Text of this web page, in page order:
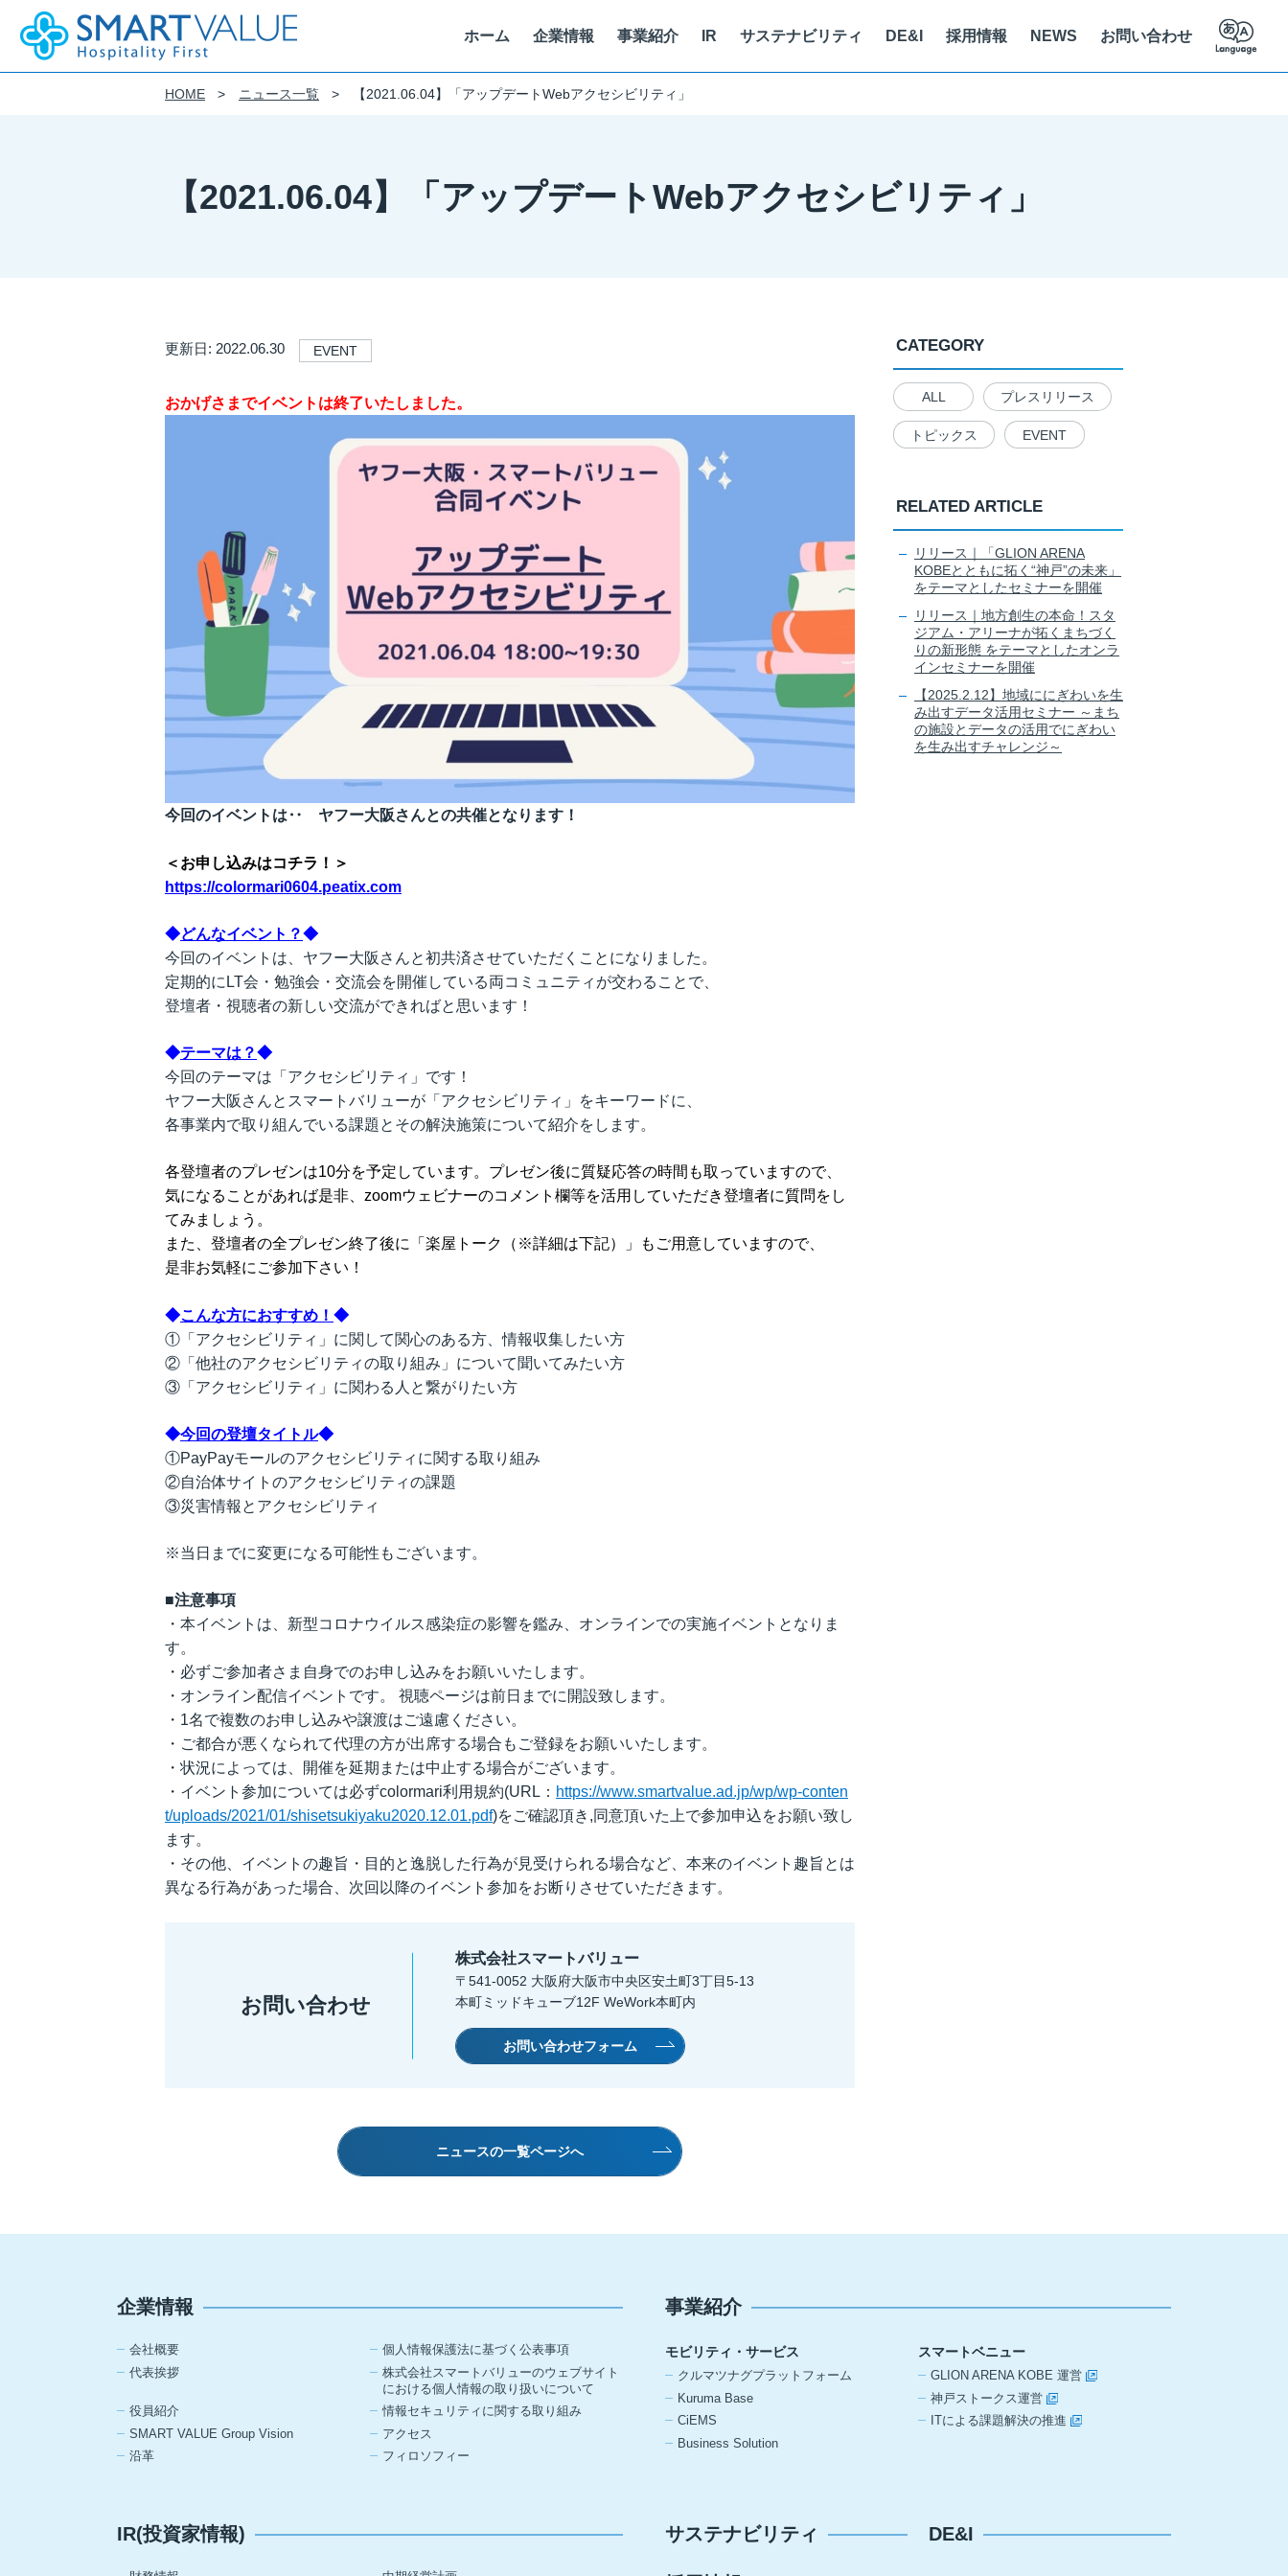
ホーム 企業情報
SMART VALUE Group Vision
沿革
個人情報保護法に基づく公表事項
株式会社スマートバリューのウェブサイトに
情報セキュリティに関する取り組み アクセス
事業紹介
モビリティIoTに特化したプラットフォーム
クルマツナグプラットフォーム
架装品のご提案
GLION ARENA KOBE 運営
株式会社One Bright KOBE
IR
経営成績
決算短信
有価証券報告書
定款・株式取扱規程
株価情報
IRカレンダー
ディスクロージャーポリシー
監査委員会ホットライン
サステナビリティ
フィロソフィー
コーポレート・ガバナンス
DE&I
働き方
健康経営
採用情報
制度を知る
働く人を知る
NEWS お問い合わせ
HOME ニュース一覧 【2021.06.04】「アップデートWebアクセシビリティ」
【2021.06.04】「アップデートWebアクセシビリティ」
更新日: 2022.06.30 EVENT
おかげさまでイベントは終了いたしました。
今回のイベントは‥ ヤフー大阪さんとの共催となります！
＜お申し込みはコチラ！＞
https://colormari0604.peatix.com
◆どんなイベント？◆
今回のイベントは、ヤフー大阪さんと初共済させていただくことになりました。
定期的にLT会・勉強会・交流会を開催している両コミュニティが交わることで、
登壇者・視聴者の新しい交流ができればと思います！
◆テーマは？◆
今回のテーマは「アクセシビリティ」です！
ヤフー大阪さんとスマートバリューが「アクセシビリティ」をキーワードに、
各事業内で取り組んでいる課題とその解決施策について紹介をします。
各登壇者のプレゼンは10分を予定しています。プレゼン後に質疑応答の時間も取っていますので、
気になることがあれば是非、zoomウェビナーのコメント欄等を活用していただき登壇者に質問をし
てみましょう。
また、登壇者の全プレゼン終了後に「楽屋トーク（※詳細は下記）」もご用意していますので、
是非お気軽にご参加下さい！
◆こんな方におすすめ！ ◆
①「アクセシビリティ」に関して関心のある方、情報収集したい方
②「他社のアクセシビリティの取り組み」について聞いてみたい方
③「アクセシビリティ」に関わる人と繋がりたい方
◆今回の登壇タイトル◆
①PayPayモールのアクセシビリティに関する取り組み
②自治体サイトのアクセシビリティの課題
③災害情報とアクセシビリティ
※当日までに変更になる可能性もございます。
■注意事項
・本イベントは、新型コロナウイルス感染症の影響を鑑み、オンラインでの実施イベントとなりま
す。
・必ずご参加者さま自身でのお申し込みをお願いいたします。
・オンライン配信イベントです。 視聴ページは前日までに開設致します。
・1名で複数のお申し込みや譲渡はご遠慮ください。
・ご都合が悪くなられて代理の方が出席する場合もご登録をお願いいたします。
・状況によっては、開催を延期または中止する場合がございます。
・イベント参加については必ずcolormari利用規約(URL： https://www.smartvalue.ad.jp/wp/wp-conten
t/uploads/2021/01/shisetsukiyaku2020.12.01.pdf)をご確認頂き,同意頂いた上で参加申込をお願い致し
ます。
・その他、イベントの趣旨・目的と逸脱した行為が見受けられる場合など、本来のイベント趣旨とは
異なる行為があった場合、次回以降のイベント参加をお断りさせていただきます。
お問い合わせ
株式会社スマートバリュー
〒541-0052 大阪府大阪市中央区安土町3丁目5-13
本町ミッドキューブ12F WeWork本町内
お問い合わせフォーム
ニュースの一覧ページへ
CATEGORY
ALL プレスリリース
トピックス EVENT
RELATED ARTICLE
リリース｜「GLION ARENA
KOBEとともに拓く“神戸”の未来」
をテーマとしたセミナーを開催
リリース｜地方創生の本命！スタ
ジアム・アリーナが拓くまちづく
りの新形態 をテーマとしたオンラ
インセミナーを開催
【2025.2.12】地域ににぎわいを生
み出すデータ活用セミナー ～まち
の施設とデータの活用でにぎわい
を生み出すチャレンジ～
企業情報
会社概要
個人情報保護法に基づく公表事項
代表挨拶
株式会社スマートバリューのウェブサイト
における個人情報の取り扱いについて
役員紹介
情報セキュリティに関する取り組み
SMART VALUE Group Vision
アクセス
沿革
フィロソフィー
事業紹介
モビリティ・サービス
クルマツナグプラットフォーム
Kuruma Base
CiEMS
Business Solution
スマートベニュー
GLION ARENA KOBE 運営
神戸ストークス運営
ITによる課題解決の推進
IR(投資家情報) サステナビリティ DE&I